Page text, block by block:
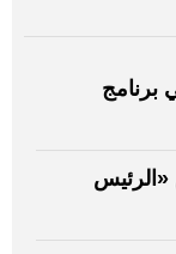
برنامج
«الرئيس